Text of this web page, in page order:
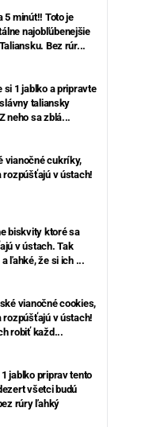
5 minút!! Toto je
najobľúbenejšie
Bez rúr...
si 1 jablko a pripravte
taliansky
neho sa zblá...
vianočné cukríky,
rozpúšťajú v ústach!
biskvity ktoré sa
v ústach. Tak
a ľahké, že si ich ...
vianočné cookies,
rozpúšťajú v ústach!
robiť každ...
jablko priprav tento
všetci budú
rúry ľahký